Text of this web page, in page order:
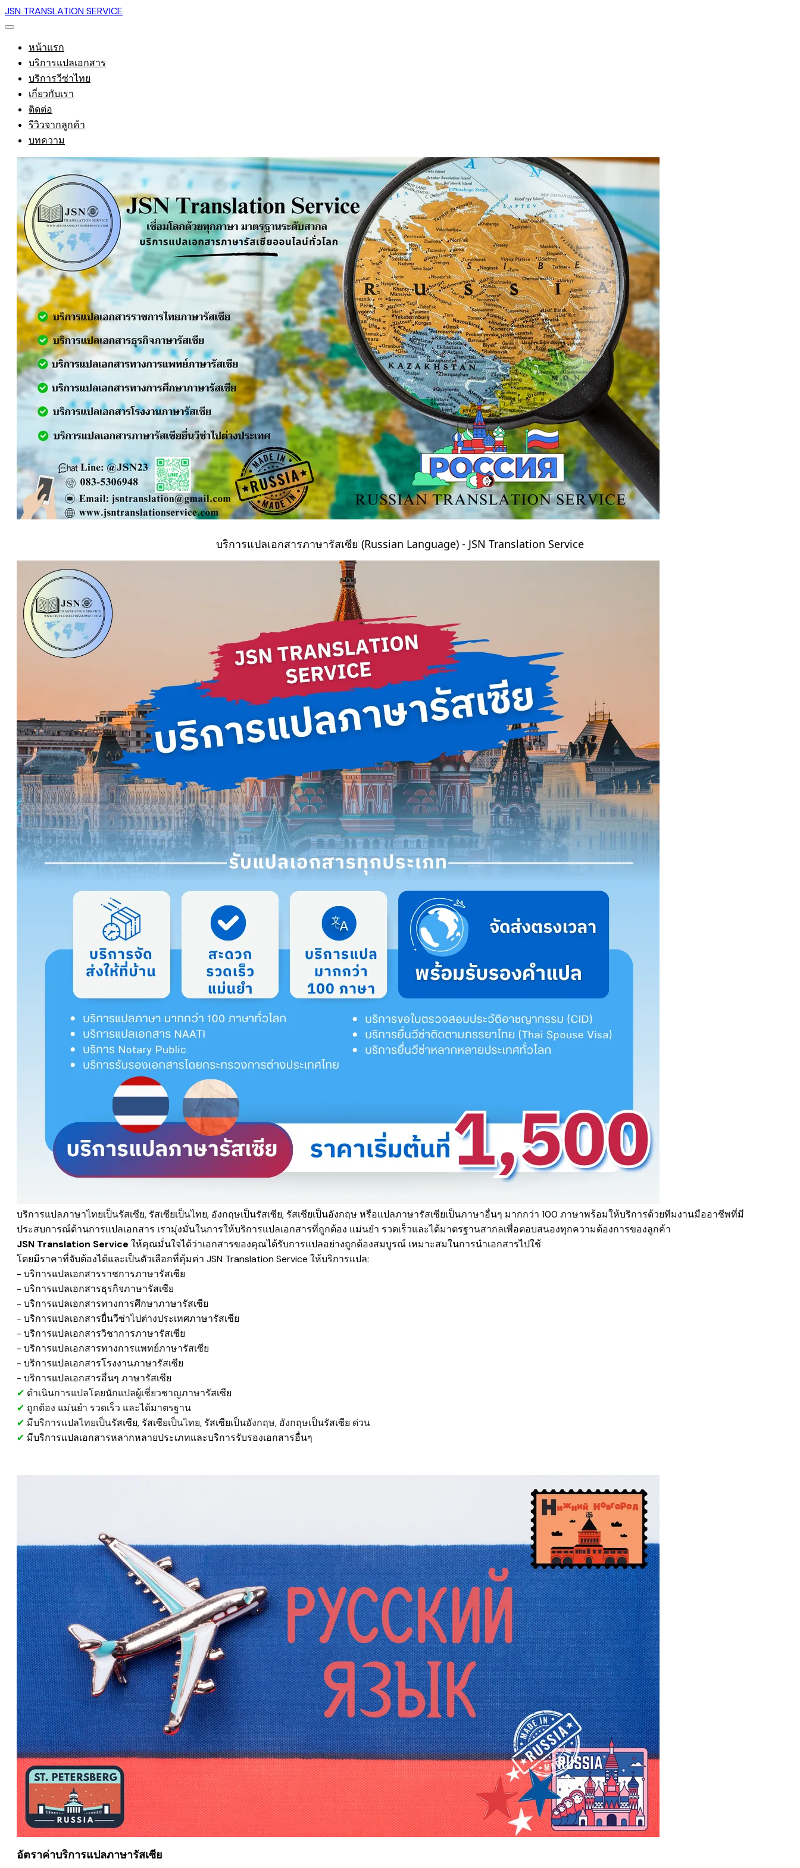
JSN TRANSLATION SERVICE
หน้าแรก
บริการแปลเอกสาร
บริการวีซ่าไทย
เกี่ยวกับเรา
ติดต่อ
รีวิวจากลูกค้า
บทความ
บริการแปลเอกสารภาษารัสเซีย (Russian Language) - JSN Translation Service
บริการแปลภาษาไทยเป็นรัสเซีย, รัสเซียเป็นไทย, อังกฤษเป็นรัสเซีย, รัสเซียเป็นอังกฤษ หรือแปลภาษารัสเซียเป็นภาษาอื่นๆ มากกว่า 100 ภาษาพร้อมให้บริการด้วยทีมงานมืออาชีพที่มี
ประสบการณ์ด้านการแปลเอกสาร เรามุ่งมั่นในการให้บริการแปลเอกสารที่ถูกต้อง แม่นยำ รวดเร็วและได้มาตรฐานสากลเพื่อตอบสนองทุกความต้องการของลูกค้า
JSN Translation Service ให้คุณมั่นใจได้ว่าเอกสารของคุณได้รับการแปลอย่างถูกต้องสมบูรณ์ เหมาะสมในการนำเอกสารไปใช้
โดยมีราคาที่จับต้องได้และเป็นตัวเลือกที่​คุ้มค่า JSN Translation Service ให้บริการแปล:
- บริการแปลเอกสารราชการภาษารัสเซีย
​- บริการแปลเอกสารธุรกิจภาษารัสเซีย
- บริการแปลเอกสารทางการศึกษาภาษารัสเซีย
​- บริการแปลเอกสารยื่นวีซ่าไปต่างประเทศภาษารัสเซีย
​- บริการแปลเอกสารวิชาการภาษารัสเซีย
​- บริการแปลเอกสารทางการแพทย์ภาษารัสเซีย
- บริการแปลเอกสารโรงงานภาษารัสเซีย
​- บริการแปลเอกสารอื่นๆ ภาษารัสเซีย
✔ ดำเนินการแปลโดยนักแปลผู้เชี่ยวชาญภาษารัสเซีย
✔ ถูกต้อง แม่นยำ รวดเร็ว และได้มาตรฐาน
✔ มีบริการแปลไทยเป็นรัสเซีย, รัสเซียเป็นไทย, รัสเซียเป็นอังกฤษ, อังกฤษเป็นรัสเซีย ด่วน
✔ มีบริการแปลเอกสารหลากหลายประเภทและบริการรับรองเอกสารอื่นๆ
อัตราค่าบริการแปลภาษารัสเซีย